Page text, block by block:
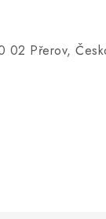
02 Přerov,